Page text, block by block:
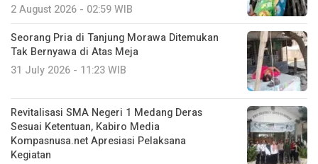
2 August 2026 - 02:59 WIB
Seorang Pria di Tanjung Morawa Ditemukan
Tak Bernyawa di Atas Meja
31 July 2026 - 11:23 WIB
Revitalisasi SMA Negeri 1 Medang Deras
Sesuai Ketentuan, Kabiro Media
Kompasnusa.net Apresiasi Pelaksana
Kegiatan